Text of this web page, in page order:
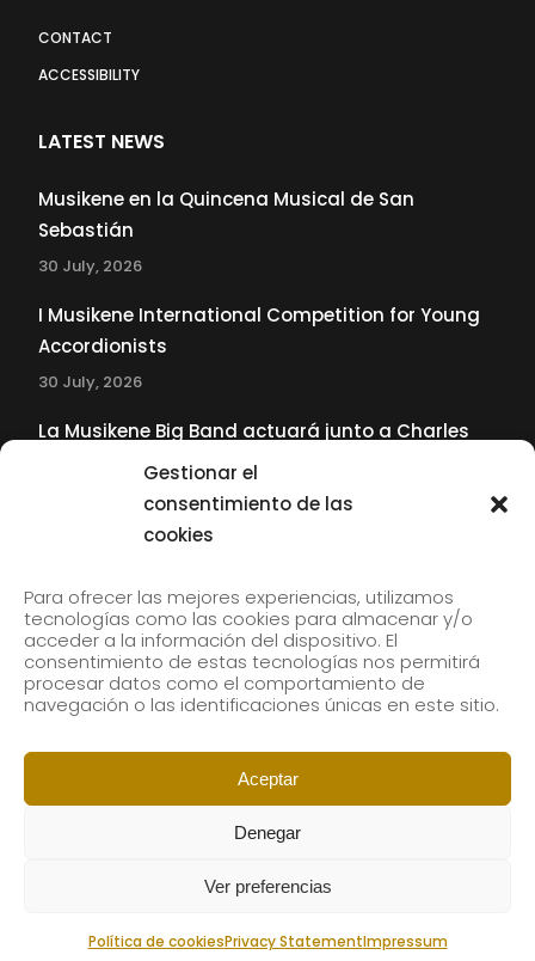
Gestionar el
consentimiento de las
cookies
Para ofrecer las mejores experiencias, utilizamos
tecnologías como las cookies para almacenar y/o
acceder a la información del dispositivo. El
consentimiento de estas tecnologías nos permitirá
procesar datos como el comportamiento de
navegación o las identificaciones únicas en este sitio.
Aceptar
Denegar
Ver preferencias
Política de cookiesPrivacy StatementImpressum
CONTACT
ACCESSIBILITY
LATEST NEWS
Musikene en la Quincena Musical de San
Sebastián
30 July, 2026
I Musikene International Competition for Young
Accordionists
30 July, 2026
La Musikene Big Band actuará junto a Charles
Tolliver en el 61 Jazzaldia
Subscribe to our newsletter to receive our news by
email.